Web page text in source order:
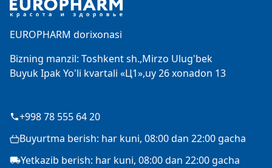
EUROPHARM dorixonasi
Bizning manzil: Toshkent sh.,Mirzo Ulug'bek
Buyuk Ipak Yo'li kvartali «Ц1»,uy 26 xonadon 13
+998 78 555 64 20
Buyurtma berish: har kuni, 08:00 dan 22:00 gacha
Yetkazib berish: har kuni, 08:00 dan 22:00 gacha